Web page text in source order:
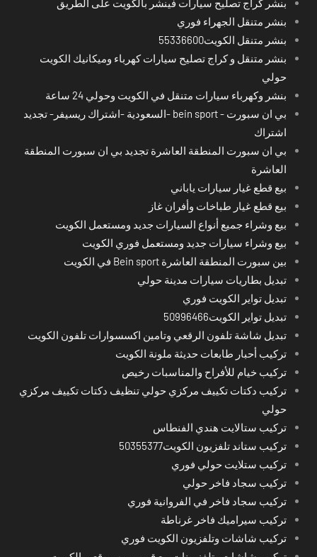
بنشر كراج تصليح سيارات فينشر بالكويت على الطريق
بنشر متنقل الجهراء فوري
بنشر متنقل الكويت55336600
بنشر متنقل و كراج تصليح سيارات كهرباء وميكانيك الكويت
حولي
بنشر وكهرباء سيارات متنقل في الكويت وحولي 24 ساعة
بي ان سبورت - bein sport -السعودية -اشتراك ريسيفر- تجديد
اشتراك
بي ان سبورت المنطقة العاشرة تجديد بي ان سبورت المنطقة
العاشرة
بيع قطع غيار سيارات ياباني
بيع قطع غيار طباخات وأفران غاز
بيع وشراء جميع أنواع السيارات جديد ومستعمل الكويت
بيع وشراء سيارات جديد ومستعمل فوري الكويت
بين سبورت المنطقة العاشرة Bein sport في الكويت
تبديل بطاريات سيارات مدينة حولي
تبديل تواير الكويت فوري
تبديل تواير الكويت50996466
تبديل شاشة تلفون الرقعي وتامين اكسسوارات تلفون الكويت
تركيب أحبار طابعات حديثة ملونة الكويت
تركيب خيام للأفراح والمناسبات رخيص
تركيب دكتات تكييف مركزي حولي تنظيف دكتات تكييف مركزي
حولي
تركيب ستالايت هندي الفنطاس
تركيب ستاند تلفزيون الكويت50355377
تركيب ستلايت حولي فوري
تركيب سجاد فاخر حولي
تركيب سجاد فاخر في الفروانية فوري
تركيب سيراميك فاخر غرناطة
تركيب شاشات وتلفزيون الكويت فوري